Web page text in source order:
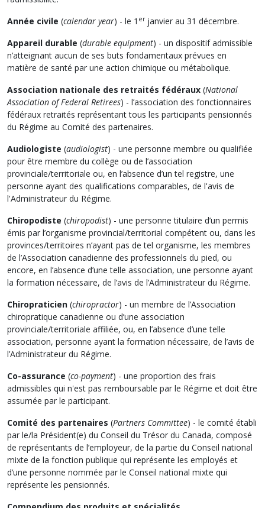
Année civile (calendar year) - le 1 erjanvier au 31 décembre.
Appareil durable (durable equipment) - un dispositif admissible
n’atteignant aucun de ses buts fondamentaux prévues en
matière de santé par une action chimique ou métabolique.
Association nationale des retraités fédéraux (National
Association of Federal Retirees) - l’association des fonctionnaires
fédéraux retraités représentant tous les participants pensionnés
du Régime au Comité des partenaires.
Audiologiste (audiologist) - une personne membre ou qualifiée
pour être membre du collège ou de l’association
provinciale/territoriale ou, en l’absence d’un tel registre, une
personne ayant des qualifications comparables, de l'avis de
l'Administrateur du Régime.
Chiropodiste (chiropodist) - une personne titulaire d’un permis
émis par l’organisme provincial/territorial compétent ou, dans les
provinces/territoires n’ayant pas de tel organisme, les membres
de l’Association canadienne des professionnels du pied, ou
encore, en l’absence d’une telle association, une personne ayant
la formation nécessaire, de l’avis de l’Administrateur du Régime.
Chiropraticien (chiropractor) - un membre de l’Association
chiropratique canadienne ou d’une association
provinciale/territoriale affiliée, ou, en l’absence d’une telle
association, personne ayant la formation nécessaire, de l’avis de
l’Administrateur du Régime.
Co-assurance (co-payment) - une proportion des frais
admissibles qui n'est pas remboursable par le Régime et doit être
assumée par le participant.
Comité des partenaires (Partners Committee) - le comité établi
par le/la Président(e) du Conseil du Trésor du Canada, composé
de représentants de l’employeur, de la partie du Conseil national
mixte de la fonction publique qui représente les employés et
d’une personne nommée par le Conseil national mixte qui
représente les pensionnés.